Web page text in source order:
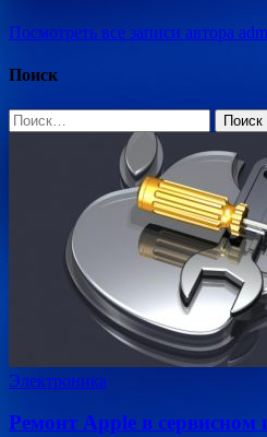
Посмотреть все записи автора
Поиск
Найти:
Электроника
Ремонт Apple в сервисном